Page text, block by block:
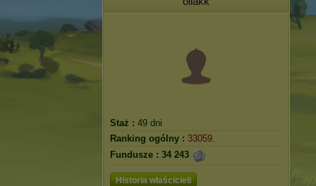
Staż : 49 dni
Ranking ogólny : 33059.
Fundusze : 34 243
Historia właścicieli